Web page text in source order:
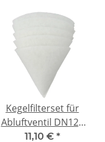
Kegelfilterset für
Abluftventil DN125
d=10mm -
11,10 € *